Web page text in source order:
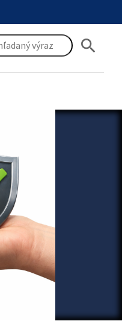
search